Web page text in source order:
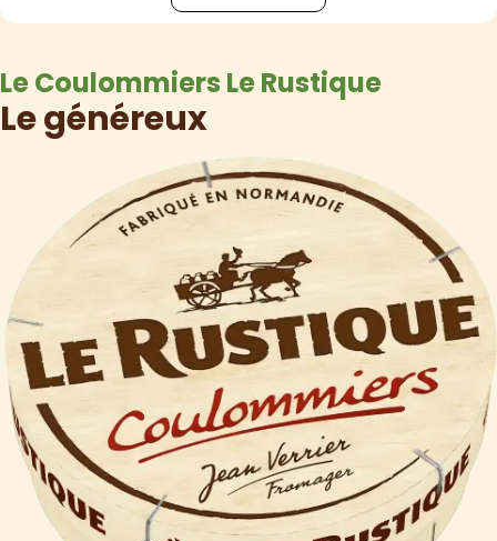
Le Coulommiers Le Rustique
Le généreux